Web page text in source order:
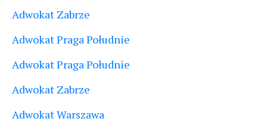
Adwokat Zabrze
Adwokat Praga Południe
Adwokat Praga Południe
Adwokat Zabrze
Adwokat Warszawa